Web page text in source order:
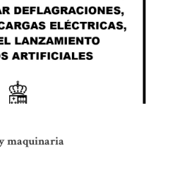
maquinaria